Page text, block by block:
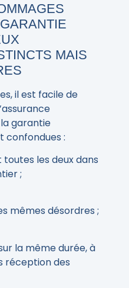
MAIS
il est facile de
garantie
confondues :
les deux dans
;
mêmes désordres ;
la même durée, à
réception des